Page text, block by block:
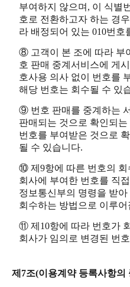
부여하지 않으며, 이 식별
호로 전환하고자 하는 경
라 배정되어 있는 010번호
⑧ 고객이 본 조에 따라 부
호 판매 중계서비스에 게
호사용 의사 없이 번호를
해당 번호는 회수될 수 있
⑨ 번호 판매를 중계하는
판매되는 것으로 확인되는
번호를 부여받은 것으로
될 수 있습니다.
⑩ 제9항에 따른 번호의
회사에 부여한 번호를 직
정보통신부의 명령을 받
회수하는 방법으로 이루어
⑪ 제10항에 따라 번호가
회사가 임의로 변경된 번
제7조(이용계약 등록사항의